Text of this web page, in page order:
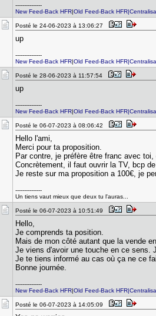
---------------
New Feed-Back HFR|Old Feed-Back
Posté le 24-06-2023 à 13:06:27
up
---------------
New Feed-Back HFR|Old Feed-Back
Posté le 28-06-2023 à 11:57:54
up
---------------
New Feed-Back HFR|Old Feed-Back
Posté le 06-07-2023 à 08:06:42
Hello l'ami,
Merci pour ta proposition.
Par contre, je préfère être franc avec
Concrètement, il faut ouvrir la TV, bcp
Je reste sur ma proposition a 100€, je
---------------
Un tiens vaut mieux que deux tu l'auras...
Posté le 06-07-2023 à 10:51:49
Hello,
Je comprends ta position.
Mais de mon côté autant que la vende
Je viens d'avoir une touche en ce sens.
Je te tiens informé au cas où ça ne ce
Bonne journée.
---------------
New Feed-Back HFR|Old Feed-Back
Posté le 06-07-2023 à 14:05:09